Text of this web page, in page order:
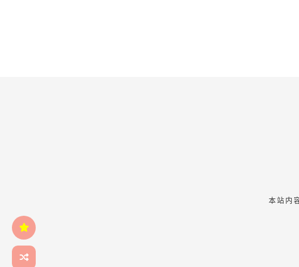
本站内